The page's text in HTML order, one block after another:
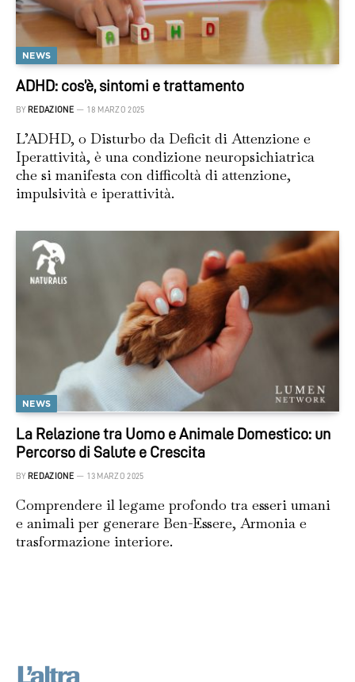
NEWS
ADHD: cos’è, sintomi e trattamento
BY REDAZIONE 18 MARZO 2025
L’ADHD, o Disturbo da Deficit di Attenzione e
Iperattività, è una condizione neuropsichiatrica
che si manifesta con difficoltà di attenzione,
impulsività e iperattività.
NEWS
La Relazione tra Uomo e Animale Domestico: un
Percorso di Salute e Crescita
BY REDAZIONE 13 MARZO 2025
Comprendere il legame profondo tra esseri umani
e animali per generare Ben-Essere, Armonia e
trasformazione interiore.